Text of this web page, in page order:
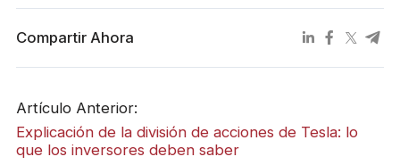
Compartir Ahora
Artículo Anterior:
Explicación de la división de acciones de Tesla: lo
que los inversores deben saber